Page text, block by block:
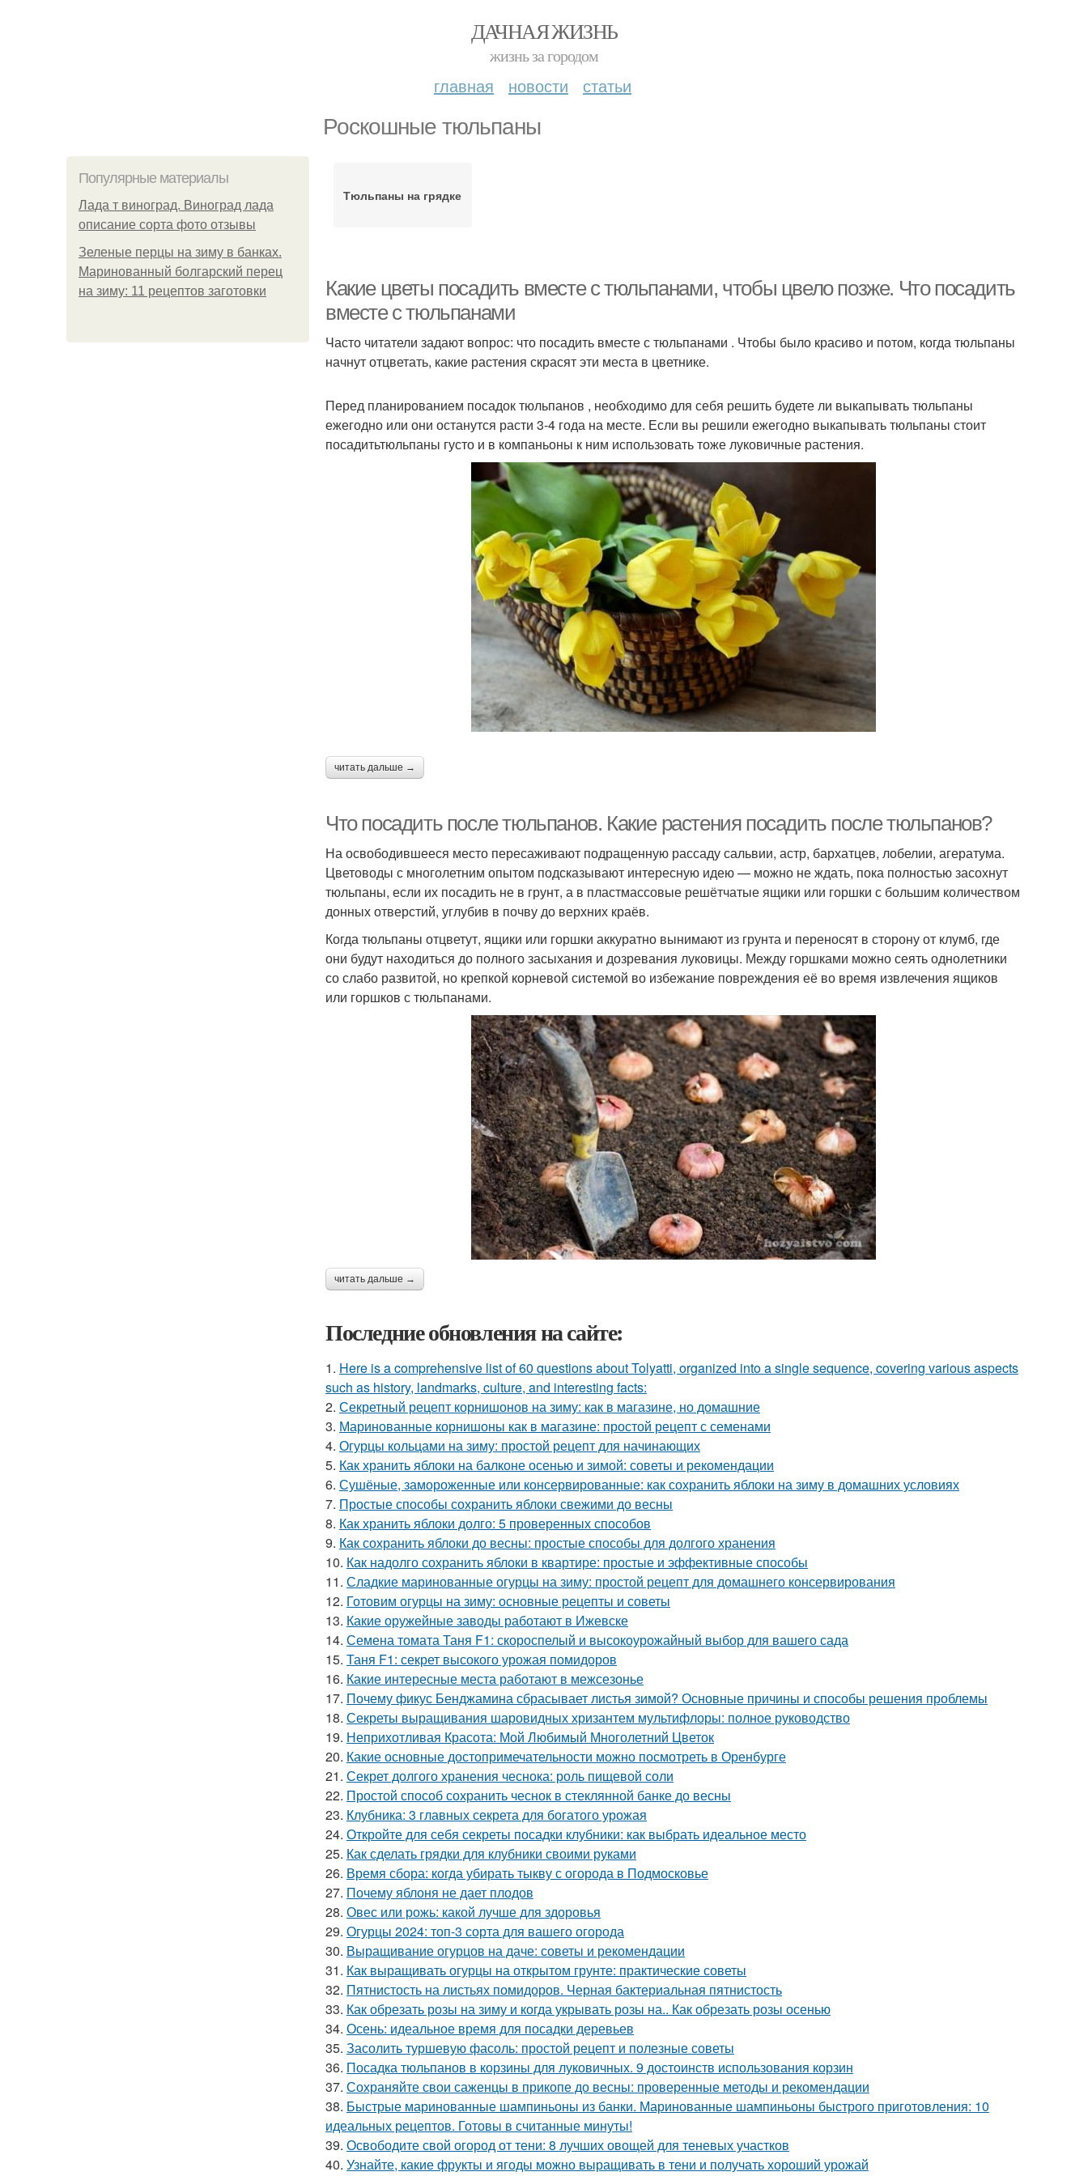
ДАЧНАЯ ЖИЗНЬ
жизнь за городом
главная новости статьи
Роскошные тюльпаны
Популярные материалы
Лада т виноград. Виноград лада
описание сорта фото отзывы
Зеленые перцы на зиму в банках.
Маринованный болгарский перец
на зиму: 11 рецептов заготовки
Тюльпаны на грядке
Какие цветы посадить вместе с тюльпанами, чтобы цвело позже. Что посадить
вместе с тюльпанами
Часто читатели задают вопрос: что посадить вместе с тюльпанами . Чтобы было красиво и потом, когда тюльпаны
начнут отцветать, какие растения скрасят эти места в цветнике.
Перед планированием посадок тюльпанов , необходимо для себя решить будете ли выкапывать тюльпаны
ежегодно или они останутся расти 3-4 года на месте. Если вы решили ежегодно выкапывать тюльпаны стоит
посадитьтюльпаны густо и в компаньоны к ним использовать тоже луковичные растения.
читать дальше →
Что посадить после тюльпанов. Какие растения посадить после тюльпанов?
На освободившееся место пересаживают подращенную рассаду сальвии, астр, бархатцев, лобелии, агератума.
Цветоводы с многолетним опытом подсказывают интересную идею — можно не ждать, пока полностью засохнут
тюльпаны, если их посадить не в грунт, а в пластмассовые решётчатые ящики или горшки с большим количеством
донных отверстий, углубив в почву до верхних краёв.
Когда тюльпаны отцветут, ящики или горшки аккуратно вынимают из грунта и переносят в сторону от клумб, где
они будут находиться до полного засыхания и дозревания луковицы. Между горшками можно сеять однолетники
со слабо развитой, но крепкой корневой системой во избежание повреждения её во время извлечения ящиков
или горшков с тюльпанами.
читать дальше →
Последние обновления на сайте:
1. Here is a comprehensive list of 60 questions about Tolyatti, organized into a single sequence, covering various aspects
such as history, landmarks, culture, and interesting facts:
2. Секретный рецепт корнишонов на зиму: как в магазине, но домашние
3. Маринованные корнишоны как в магазине: простой рецепт с семенами
4. Огурцы кольцами на зиму: простой рецепт для начинающих
5. Как хранить яблоки на балконе осенью и зимой: советы и рекомендации
6. Сушёные, замороженные или консервированные: как сохранить яблоки на зиму в домашних условиях
7. Простые способы сохранить яблоки свежими до весны
8. Как хранить яблоки долго: 5 проверенных способов
9. Как сохранить яблоки до весны: простые способы для долгого хранения
10. Как надолго сохранить яблоки в квартире: простые и эффективные способы
11. Сладкие маринованные огурцы на зиму: простой рецепт для домашнего консервирования
12. Готовим огурцы на зиму: основные рецепты и советы
13. Какие оружейные заводы работают в Ижевске
14. Семена томата Таня F1: скороспелый и высокоурожайный выбор для вашего сада
15. Таня F1: секрет высокого урожая помидоров
16. Какие интересные места работают в межсезонье
17. Почему фикус Бенджамина сбрасывает листья зимой? Основные причины и способы решения проблемы
18. Секреты выращивания шаровидных хризантем мультифлоры: полное руководство
19. Неприхотливая Красота: Мой Любимый Многолетний Цветок
20. Какие основные достопримечательности можно посмотреть в Оренбурге
21. Секрет долгого хранения чеснока: роль пищевой соли
22. Простой способ сохранить чеснок в стеклянной банке до весны
23. Клубника: 3 главных секрета для богатого урожая
24. Откройте для себя секреты посадки клубники: как выбрать идеальное место
25. Как сделать грядки для клубники своими руками
26. Время сбора: когда убирать тыкву с огорода в Подмосковье
27. Почему яблоня не дает плодов
28. Овес или рожь: какой лучше для здоровья
29. Огурцы 2024: топ-3 сорта для вашего огорода
30. Выращивание огурцов на даче: советы и рекомендации
31. Как выращивать огурцы на открытом грунте: практические советы
32. Пятнистость на листьях помидоров. Черная бактериальная пятнистость
33. Как обрезать розы на зиму и когда укрывать розы на.. Как обрезать розы осенью
34. Осень: идеальное время для посадки деревьев
35. Засолить туршевую фасоль: простой рецепт и полезные советы
36. Посадка тюльпанов в корзины для луковичных. 9 достоинств использования корзин
37. Сохраняйте свои саженцы в прикопе до весны: проверенные методы и рекомендации
38. Быстрые маринованные шампиньоны из банки. Маринованные шампиньоны быстрого приготовления: 10
идеальных рецептов. Готовы в считанные минуты!
39. Освободите свой огород от тени: 8 лучших овощей для теневых участков
40. Узнайте, какие фрукты и ягоды можно выращивать в тени и получать хороший урожай